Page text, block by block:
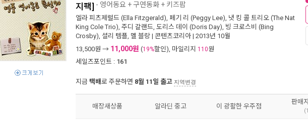
지팩] - 영어동요 + 구연동화 + 키즈팝
엘라 피츠제럴드 (Ella Fitzgerald) 페기 리 (Peggy Lee) 냇 킹 콜 트리오 (The Nat
King Cole Trio) 주디 갈랜드 도리스 데이 (Doris Day) 빙 크로스비 (Bing
Crosby) 셜리 템플 멜 블랑 | 콘텐츠코리아 | 2013년 10월
13,500원 → 11,000원 (19%할인), 마일리지 110원
세일즈포인트 : 161
지금 택배로 주문하면 8월 11일 출고 지역변경
매장새상품 알라딘 중고 이 광활한 우주점
판매